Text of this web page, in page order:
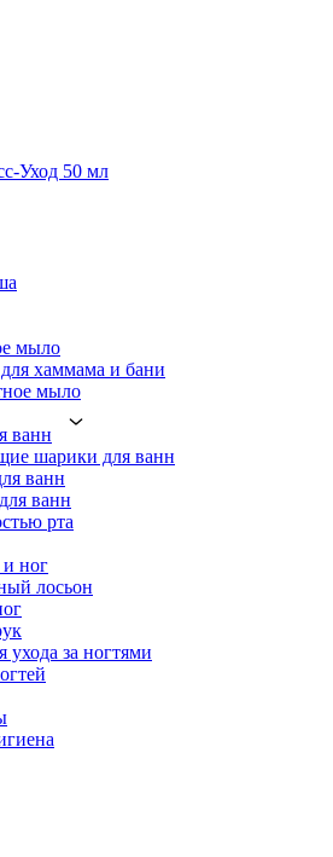
Уход 50 мл
мыло
хаммама и бани
мыло
ванн
шарики для ванн
ванн
ванн
рта
и ног
лосьон
ухода за ногтями